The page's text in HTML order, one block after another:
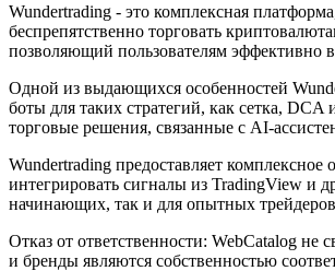
Wundertrading - это комплексная
беспрепятственно торговать
позволяющий пользователям эффективно
Одной из выдающихся особенностей
боты для таких стратегий, как сетка,
торговые решения, связанные с AI-
Wundertrading предоставляет
интегрировать сигналы из TradingView и
начинающих, так и для опытных
Отказ от ответственности: WebCatalog
и бренды являются собственностью